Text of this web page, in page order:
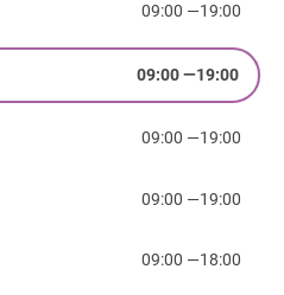
09:00 —19:00
09:00—19:00
09:00 —19:00
09:00 —19:00
09:00 —18:00